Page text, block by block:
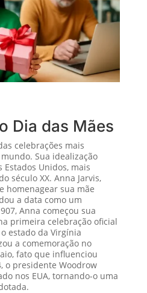
Dia das Mães
celebrações mais
Sua idealização
Unidos, mais
século XX. Anna Jarvis,
homenagear sua mãe
a data como um
Anna começou sua
primeira celebração oficial
estado da Virgínia
a comemoração no
fato que influenciou
o presidente Woodrow
nos EUA, tornando-o uma